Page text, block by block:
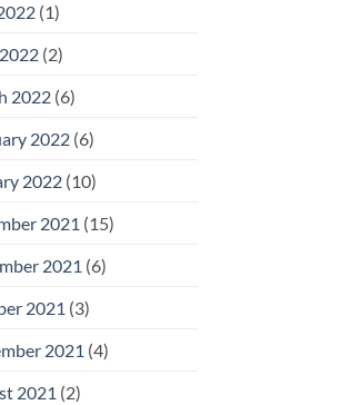
(1)
(2)
2022(6)
2022(6)
2022(10)
2021 (15)
2021 (6)
2021 (3)
2021 (4)
2021 (2)